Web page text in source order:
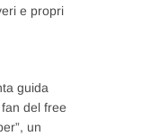
e propri
guida
del free
un